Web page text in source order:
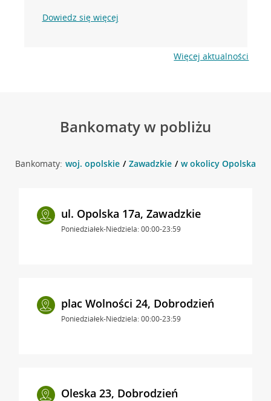
Dowiedz się więcej
Więcej aktualności
Bankomaty w pobliżu
Bankomaty: woj. opolskie Zawadzkie w okolicy Opolska 68
ul. Opolska 17a, Zawadzkie
Poniedziałek-Niedziela: 00:00-23:59
plac Wolności 24, Dobrodzień
Poniedziałek-Niedziela: 00:00-23:59
Oleska 23, Dobrodzień